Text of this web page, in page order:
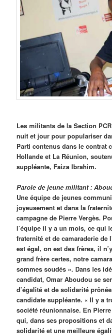
Les militants de la Section
nuit et jour pour populariser
Parti contenus dans le contrat
Hollande et La Réunion,
suppléante, Faiza Ibrahim.
Parole de jeune militant :
Une équipe de jeunes
joyeusement et dans la
campagne de Pierre Vergès.
l’équipe il y a un mois, ce qui
fraternité et de camaraderie de
est égal, on est des frères, il
grand frère certes, notre
sommes soudés ». Dans les
candidat, Omar Aboudou se
d’égalité et de solidarité
candidate suppléante. « Il y a
société réunionnaise. En
qui, dans ses propositions et
solidarité et une meilleure